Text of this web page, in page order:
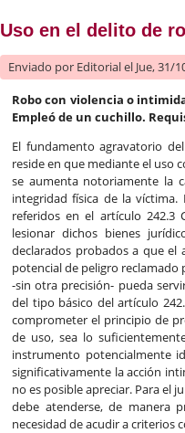
Uso en el delito de
Enviado por Editorialel Jue, 31/
Robo con violencia o
Empleó de un cuchillo.
El fundamento agravatorio
reside en que mediante el uso
se aumenta notoriamente la
integridad física de la
referidos en el artículo 242.3
lesionar dichos bienes
declarados probados a que
potencial de peligro
-sin otra precisión- pueda
del tipo básico del artículo
comprometer el principio de
de uso, sea lo
instrumento potencialmente
significativamente la acción
no es posible apreciar. Para el
debe atenderse, de manera
necesidad de acudir a criterios